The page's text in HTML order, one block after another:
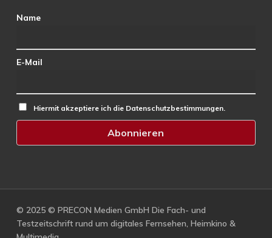
Name
E-Mail
Hiermit akzeptiere ich die Datenschutzbestimmungen.
© 2025 © PRECON Medien GmbH Die Fach- und
Testzeitschrift rund um digitales Fernsehen, Heimkino &